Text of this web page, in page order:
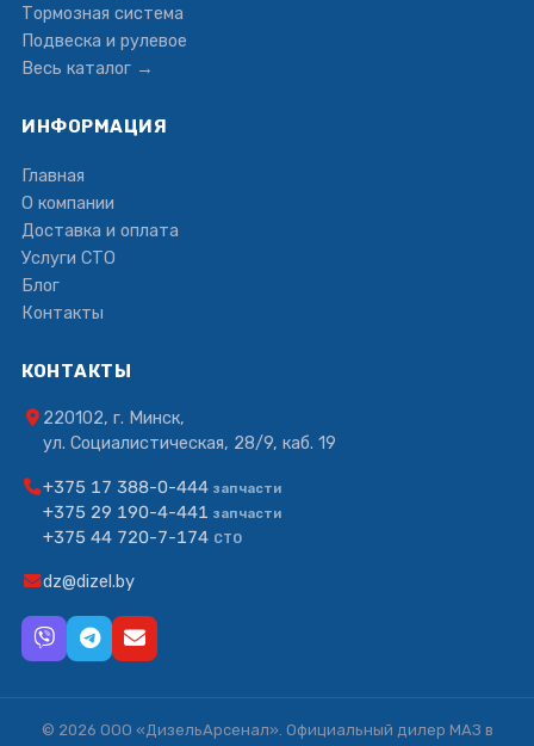
Тормозная система
Подвеска и рулевое
Весь каталог →
ИНФОРМАЦИЯ
Главная
О компании
Доставка и оплата
Услуги СТО
Блог
Контакты
КОНТАКТЫ
220102, г. Минск,
ул. Социалистическая, 28/9, каб. 19
+375 17 388-0-444 запчасти
+375 29 190-4-441 запчасти
+375 44 720-7-174 СТО
dz@dizel.by
© 2026 ООО «ДизельАрсенал». Официальный дилер МАЗ в